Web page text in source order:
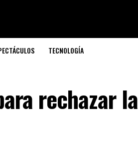
TECNOLOGÍA
rechazar la